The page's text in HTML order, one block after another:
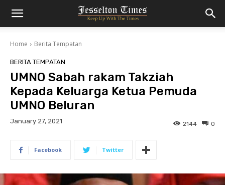
Home Berita Tempatan
BERITA TEMPATAN
UMNO Sabah rakam Takziah
Kepada Keluarga Ketua Pemuda
UMNO Beluran
January 27, 2021 0
2144
Facebook Twitter